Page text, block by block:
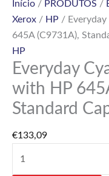
Início / PRODUTOS /
Xerox / HP /
645A (C9731A),
HP
Everyday
with HP
Standard
€133,09